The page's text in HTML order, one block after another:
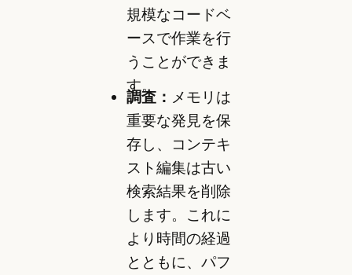
規模なコードベ
ースで作業を行
うことができま
す。
調査： メモリは
重要な発見を保
存し、コンテキ
スト編集は古い
検索結果を削除
します。これに
より時間の経過
とともに、パフ